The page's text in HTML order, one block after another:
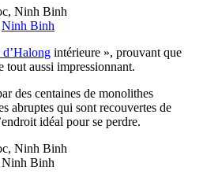
Ninh Binh
d’Halong intérieure », prouvant que
aussi impressionnant.
des centaines de monolithes
abruptes qui sont recouvertes de
idéal pour se perdre.
Ninh Binh